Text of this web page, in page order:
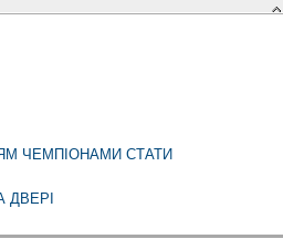
ЧЕМПІОНАМИ СТАТИ